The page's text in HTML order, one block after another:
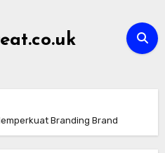
Branding Brand